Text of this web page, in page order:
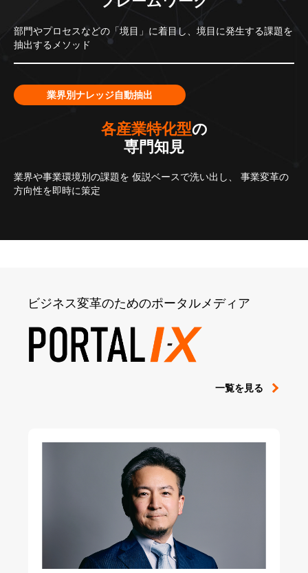
部門やプロセスなどの「境目」に着目し、境目に発生する課題を
抽出するメソッド
業界別ナレッジ自動抽出
各産業特化型の
専門知見
業界や事業環境別の課題を 仮説ベースで洗い出し、
事業変革の
方向性を即時に策定
ビジネス変革のためのポータルメディア
一覧を見る